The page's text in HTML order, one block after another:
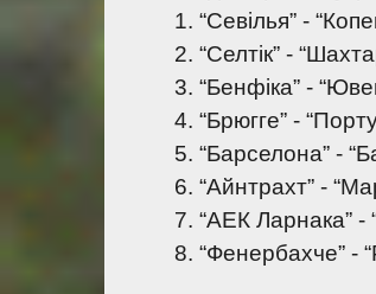
“Севілья” -
“Селтік” -
“Бенфіка” -
“Брюгге” -
“Барселона” -
“Айнтрахт” -
“АЕК Ларнака” -
“Фенербахче” -